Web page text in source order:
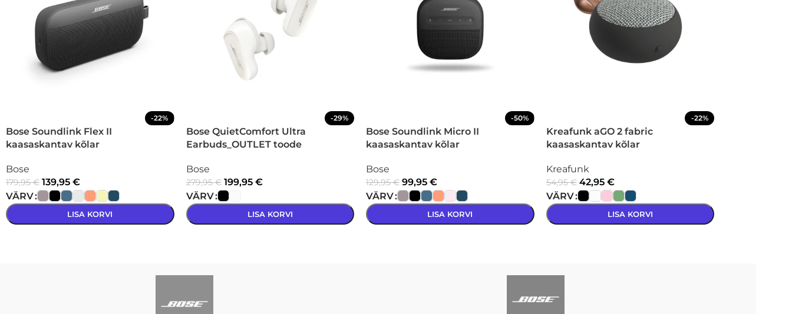
-22%
Bose Soundlink Flex II
kaasaskantav kõlar
Bose
179,95€ 139,95 €
VÄRV
LISA KORVI
-29%
Bose QuietComfort Ultra
Earbuds_OUTLET toode
Bose
279,95€ 199,95 €
VÄRV
LISA KORVI
-50%
Bose Soundlink Micro II
kaasaskantav kõlar
Bose
129,95€ 99,95 €
VÄRV
LISA KORVI
-22%
Kreafunk aGO 2 fabric
kaasaskantav kõlar
Kreafunk
54,95€ 42,95 €
VÄRV
LISA KORVI